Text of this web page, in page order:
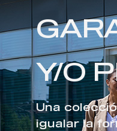
Y/O
Una
igualar la